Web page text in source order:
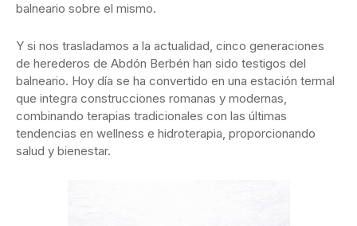
balneario sobre el mismo.
Y si nos trasladamos a la actualidad, cinco generaciones
de herederos de Abdón Berbén han sido testigos del
balneario. Hoy día se ha convertido en una estación termal
que integra construcciones romanas y modernas,
combinando terapias tradicionales con las últimas
tendencias en wellness e hidroterapia, proporcionando
salud y bienestar.